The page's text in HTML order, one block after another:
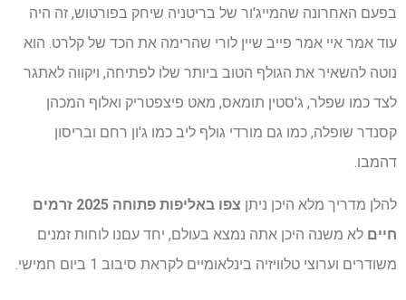
בפעם האחרונה שהמייג'ור של בריטניה שיחק בפורטוש, זה היה
עוד אמר איי אמר פייב שיין לורי שהרימה את הכד של קלרט. הוא
נוטה להשאיר את הגולף הטוב ביותר שלו לפתיחה, ויקווה לאתגר
לצד כמו שפלר, ג'סטין תומאס, מאט פיצפטריק ואלוף המכהן
קסנדר שופלה, כמו גם מורדי גולף ליב כמו ג'ון רחם ובריסון
דהמבו.
להלן מדריך מלא היכן ניתן
צפו באליפות פתוחה 2025 זרמים
חיים לא משנה היכן אתה נמצא בעולם, יחד עםנו לוחות זמנים
משודרים וערוצי טלוויזיה בינלאומיים לקראת סיבוב 1 ביום חמישי.